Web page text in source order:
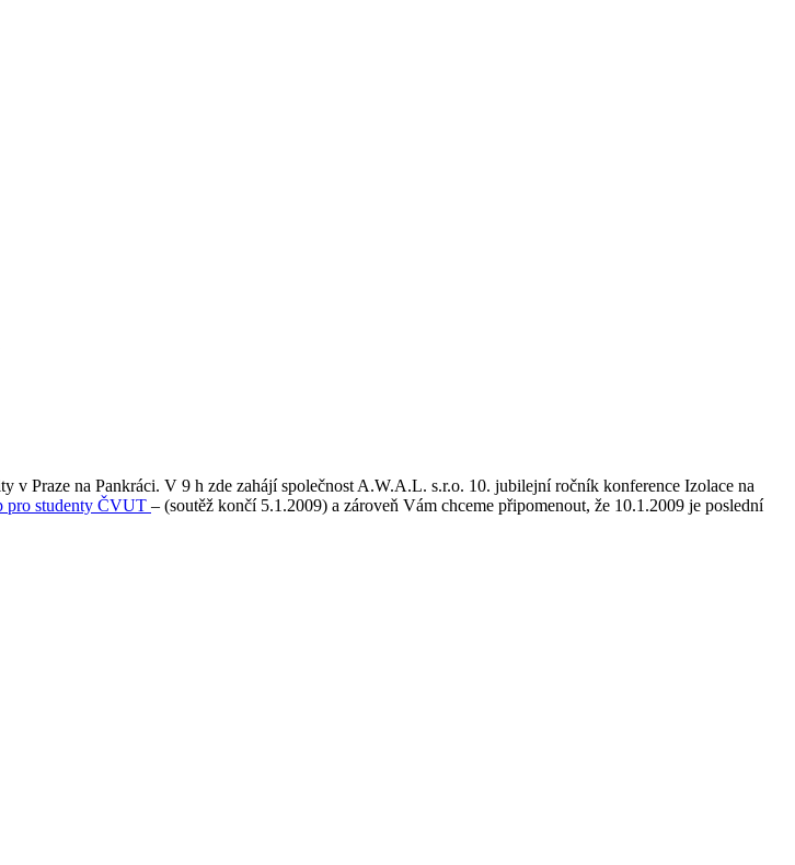
v Praze na Pankráci. V 9 h zde zahájí společnost A.W.A.L. s.r.o. 10. jubilejní ročník konference Izolace na
pro studenty ČVUT – (soutěž končí 5.1.2009) a zároveň Vám chceme připomenout, že 10.1.2009 je poslední